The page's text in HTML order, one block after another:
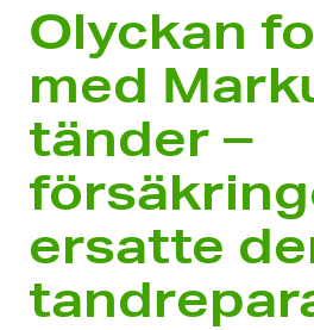
Olyckan
med
tänder –
ersatte